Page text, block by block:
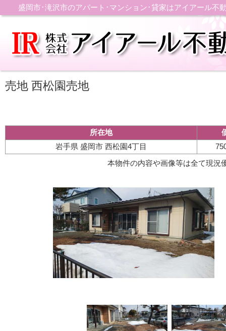
盛岡市･滝沢市のアパート･マンション･貸家はアイアール
売地 西松園売地
所在地
岩手県 盛岡市 西松園4丁目
本物件の内容や画像等は全て現況